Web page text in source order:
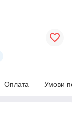
Оплата Умови